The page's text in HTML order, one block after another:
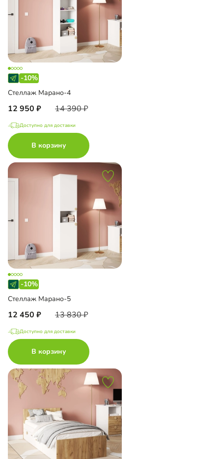
-10%
Стеллаж Марано-4
12 950 14 390
Доступно для доставки
В корзину
-10%
Стеллаж Марано-5
12 450 13 830
Доступно для доставки
В корзину